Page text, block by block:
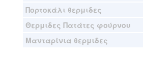
Πορτοκάλι θερμιδες
Θερμιδες Πατάτες φούρνου
Μανταρίνια θερμιδες